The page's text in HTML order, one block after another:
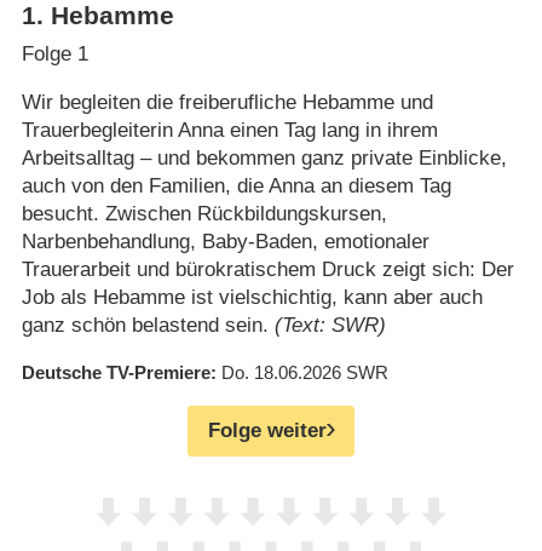
1. Hebamme
Folge 1
Wir begleiten die freiberufliche Hebamme und
Trauerbegleiterin Anna einen Tag lang in ihrem
Arbeitsalltag – und bekommen ganz private Einblicke,
auch von den Familien, die Anna an diesem Tag
besucht. Zwischen Rückbildungskursen,
Narbenbehandlung, Baby-Baden, emotionaler
Trauerarbeit und bürokratischem Druck zeigt sich: Der
Job als Hebamme ist vielschichtig, kann aber auch
ganz schön belastend sein. (Text: SWR)
Deutsche TV-Premiere Do. 18.06.2026 SWR
Folge weiter